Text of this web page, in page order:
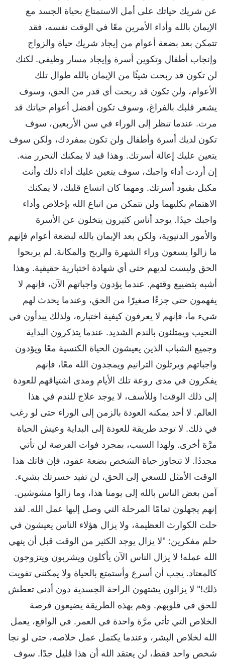
عن شريك حياتك على أمل الاستمتاع بحياة الجسد مع
الإيمان بالله وأداء الأمرين معًا في الوقت نفسه، فقد
تتمكن بعد بضعة أعوام من إيجاد شريك حياة والزواج
وإنجاب أطفال وتكوين أسرة وإيجاد مسار وظيفي. لكنك
لن تكون قد ربحت شيئًا من الإيمان بالله طوال تلك
الأعوام، ولن تكون قد ربحت أي قدر من الحق، وسوف
يشعر قلبك بالفراغ، وسوف تكون أفضل أعوام حياتك قد
مرت. عندما تنظر إلى الوراء في سن الأربعين، سوف
تكون لديك أسرة وأطفال ولن تكون بمفردك، ولكن سوف
يتعين عليك إعالة أسرتك. وهذا قيد لا يمكنك التحرر منه.
إن أردت أداء واجبك، سوف يتعين عليك أداء ذلك وأنت
مكبل بقيود أسرتك. ومهما كان اتساع قلبك، لا يمكنك
الاهتمام بكليهما ولن تتمكن من اتباع الله بإخلاص وأداء
واجبك جيدًا. يوجد أناس كثيرون يتخلون عن الأسرة
والأمور الدنيوية، ولكن بعد الإيمان بالله لبضعة أعوام فإنهم
ما زالوا يسعون وراء الشهرة والربح والمكانة. لم يربحوا
الحق وليست لديهم حتى أي شهادة اختبارية حقيقية. وهذا
أشبه بتضييع وقتهم. عندما يؤدون واجباتهم الآن، فإنهم لا
يفهمون حتى جزءًا صغيرًا من الحق، وعندما يحدث لهم
شيء ما، فإنهم لا يعرفون كيفية اختباره، ولذلك يبدأون في
النحيب ويمتلئون بالندم الشديد. عندما يتذكرون البداية
وجميع الشباب الذين يعيشون الحياة الكنسية معًا ويؤدون
واجباتهم ويرتلون الترانيم ويمجدون الله معًا، فإنهم
يفكرون في مدى روعة تلك الأيام ومدى اشتياقهم للعودة
إلى ذلك الوقت! وللأسف، لا يوجد علاج للندم في هذا
العالم. لا أحد يمكنه العودة بالزمن إلى الوراء حتى لو رغب
في ذلك. لا توجد طريقة للعودة إلى البداية وعيش الحياة
مرَّة أخرى. ولهذا السبب، بمجرد فوات الفرصة لن تأتي
مجددًا. لا تتجاوز حياة الشخص بضعة عقود، فإن فاتك هذا
الوقت الأمثل للسعي إلى الحق، لن تفيد حسرتك بشيء.
آمن بعض الناس بالله إلى يومنا هذا، وما زالوا مشوشين.
إنهم يجهلون تمامًا المرحلة التي وصل إليها عمل الله. لقد
حلت الكوارث العظيمة، ولا يزال هؤلاء الناس يعيشون في
حلم مفكرين: "لا يزال يوجد الكثير من الوقت قبل أن ينهي
الله عمله! لا يزال الناس الآن يأكلون ويشربون ويتزوجون
كالمعتاد. يجب أن أسرع وأستمتع بالحياة ولا يمكنني تفويت
ذلك!" لا يزالون يشتهون الراحة الجسدية دون أدنى تعطش
للحق في قلوبهم. وهم بهذه الطريقة يضيعون فرصة
الخلاص التي تأتي مرَّة واحدة في العمر. في الواقع، يعمل
الله لخلاص البشر، وعندما يكتمل عمل خلاصه، حتى لو نجا
شخص واحد فقط، لن يعتقد الله أن هذا قليل جدًا. سوف